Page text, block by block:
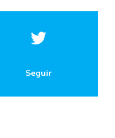
Seguir